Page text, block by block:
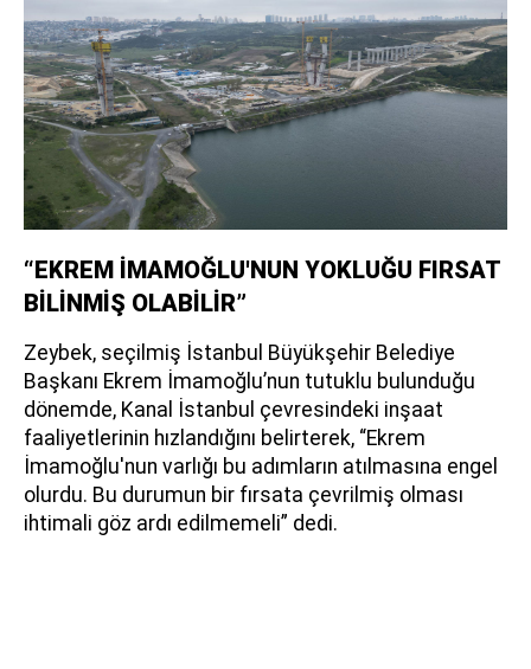
“EKREM İMAMOĞLU'NUN YOKLUĞU FIRSAT
BİLİNMİŞ OLABİLİR”
Zeybek, seçilmiş İstanbul Büyükşehir Belediye
Başkanı Ekrem İmamoğlu’nun tutuklu bulunduğu
dönemde, Kanal İstanbul çevresindeki inşaat
faaliyetlerinin hızlandığını belirterek, “Ekrem
İmamoğlu'nun varlığı bu adımların atılmasına engel
olurdu. Bu durumun bir fırsata çevrilmiş olması
ihtimali göz ardı edilmemeli” dedi.